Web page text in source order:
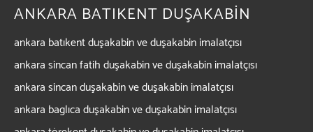
ANKARA BATIKENT DUŞAKABİN
ankara batıkent duşakabin ve duşakabin imalatçısı
ankara sincan fatih duşakabin ve duşakabin imalatçısı
ankara sincan duşakabin ve duşakabin imalatçısı
ankara baglıca duşakabin ve duşakabin imalatçısı